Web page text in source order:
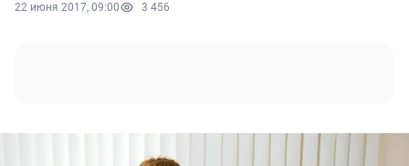
22 июня 2017, 09:00 3 456